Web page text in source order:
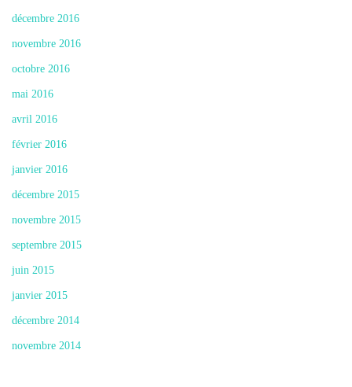
décembre 2016
novembre 2016
octobre 2016
mai 2016
avril 2016
février 2016
janvier 2016
décembre 2015
novembre 2015
septembre 2015
juin 2015
janvier 2015
décembre 2014
novembre 2014